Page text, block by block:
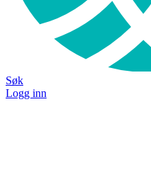
Søk
Logg inn